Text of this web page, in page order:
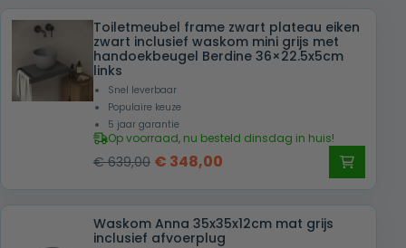
Toiletmeubel frame zwart plateau eiken
zwart inclusief waskom mini grijs met
handoekbeugel Berdine 36×22.5x5cm
links
Snel leverbaar
Populaire keuze
5 jaar garantie
Op voorraad, nu besteld dinsdag in huis!
€639,00 Oorspronkelijke
was:
€ 639,00.
€ 348,00
is:
€ 348,00.
Waskom Anna 35x35x12cm mat grijs
inclusief afvoerplug